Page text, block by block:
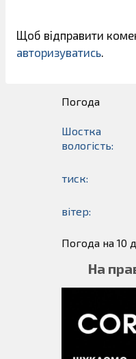
Щоб відправити
авторизуватись.
Погода
Шостка
вологість:
тиск:
вітер:
Погода на 10
На